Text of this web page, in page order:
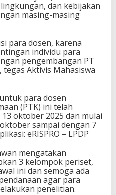
dan kebijakan
masing-masing
para dosen, karena
individu para
pengembangan PT
tegas Aktivis Mahasiswa
para dosen
(PTK) ini telah
oktober 2025 dan mulai
sampai dengan 7
eRISPRO – LPDP
mengatakan
3 kelompok periset,
ini dan semoga ada
agar para
penelitian.